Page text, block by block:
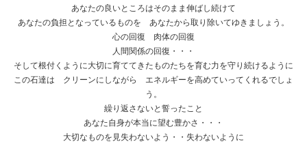
あなたの良いところはそのまま伸ばし続けて
あなたの負担となっているものを あなたから取り除いてゆきましょう。
心の回復 肉体の回復
人間関係の回復・・・
そして根付くように大切に育ててきたものたちを育む力を守り続けるように
この石達は クリーンにしながら エネルギーを高めていってくれるでしょ
う。
繰り返さないと誓ったこと
あなた自身が本当に望む豊かさ・・・
大切なものを見失わないよう・・失わないように